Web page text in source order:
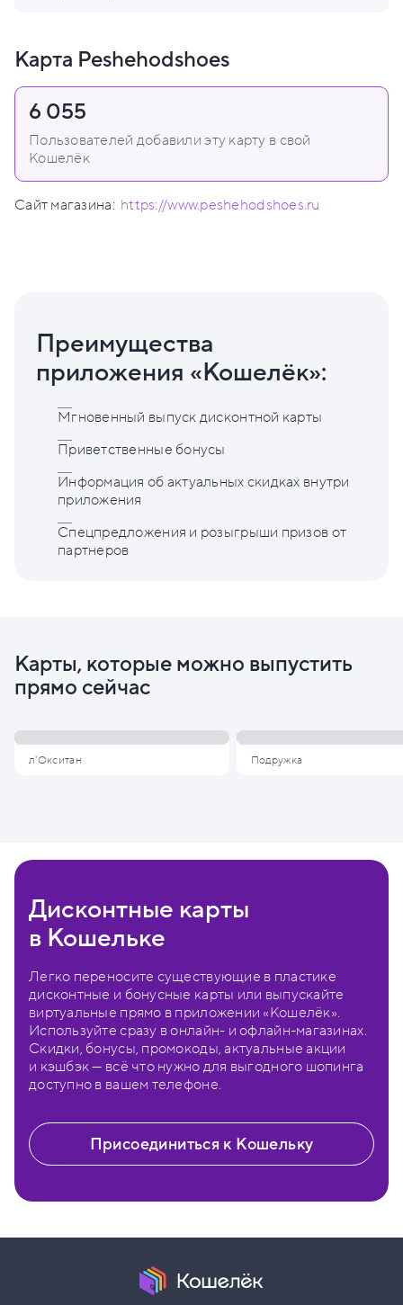
Карта Peshehodshoes
6 055
Пользователей добавили эту карту в свой
Кошелёк
Сайт магазина: https://www.peshehodshoes.ru
Преимущества
приложения «Кошелёк»:
Мгновенный выпуск дисконтной карты
Приветственные бонусы
Информация об актуальных скидках внутри
приложения
Спецпредложения и розыгрыши призов от
партнеров
Карты, которые можно выпустить
прямо сейчас
л'Окситан Подружка
Дисконтные карты
в Кошельке
Легко переносите существующие в пластике
дисконтные и бонусные карты или выпускайте
виртуальные прямо в приложении «Кошелёк».
Используйте сразу в онлайн- и офлайн-магазинах.
Скидки, бонусы, промокоды, актуальные акции
и кэшбэк — всё что нужно для выгодного шопинга
доступно в вашем телефоне.
Присоединиться к Кошельку